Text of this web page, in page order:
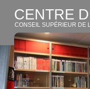
CENTRE
CONSEIL SUPÉRIEUR DE